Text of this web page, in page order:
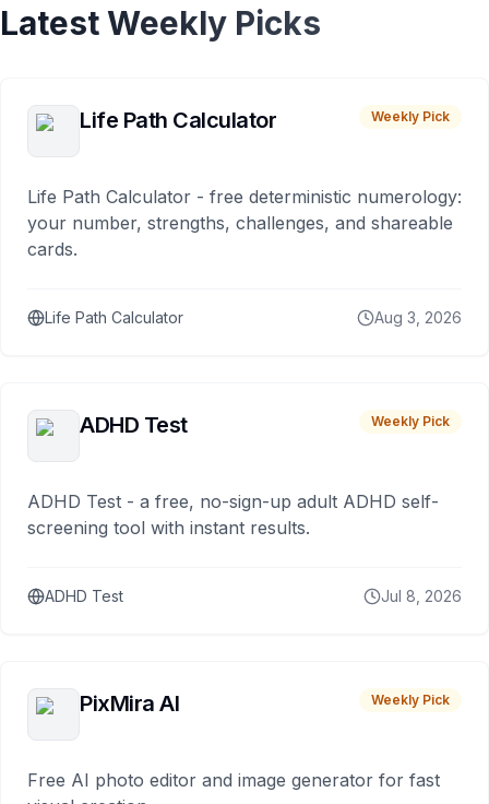
Latest Weekly Picks
Life Path Calculator Weekly Pick
Life Path Calculator - free deterministic numerology:
your number, strengths, challenges, and shareable
cards.
Life Path Calculator Aug 3, 2026
ADHD Test Weekly Pick
ADHD Test - a free, no-sign-up adult ADHD self-
screening tool with instant results.
ADHD Test Jul 8, 2026
PixMira AI Weekly Pick
Free AI photo editor and image generator for fast